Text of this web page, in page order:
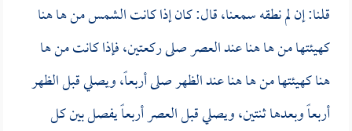
قلنا: إن لم نطقه سمعنا، قال: كان إذا كانت الشمس من ها هنا
كهيئتها من ها هنا عند العصر صلى ركعتين، فإذا كانت من ها
هنا كهيئتها من ها هنا عند الظهر صلى أربعاً، ويصلي قبل الظهر
أربعاً وبعدها ثنتين، ويصلي قبل العصر أربعاً يفصل بين كل